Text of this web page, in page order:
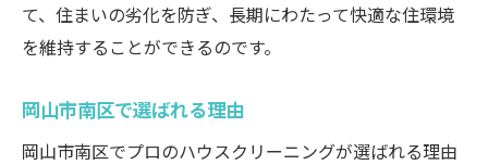
て、住まいの劣化を防ぎ、長期にわたって快適な住環境
を維持することができるのです。
岡山市南区で選ばれる理由
岡山市南区でプロのハウスクリーニングが選ばれる理由